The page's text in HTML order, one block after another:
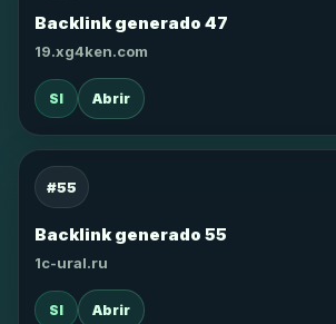
Backlink generado 47
19.xg4ken.com
SI Abrir
#55
Backlink generado 55
1c-ural.ru
SI Abrir